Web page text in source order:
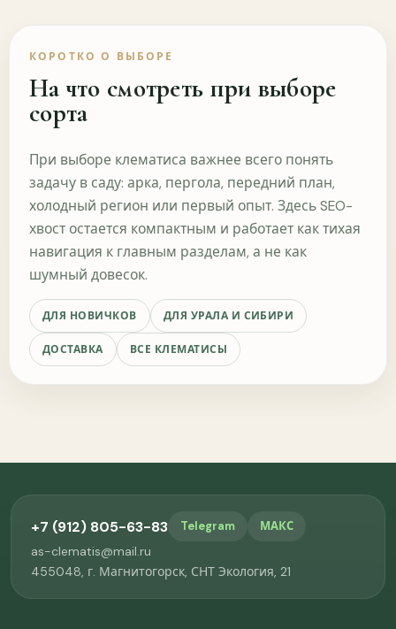
КОРОТКО О ВЫБОРЕ
На что смотреть при выборе
сорта
При выборе клематиса важнее всего понять
задачу в саду: арка, пергола, передний план,
холодный регион или первый опыт. Здесь SEO-
хвост остается компактным и работает как тихая
навигация к главным разделам, а не как
шумный довесок.
ДЛЯ НОВИЧКОВ ДЛЯ УРАЛА И СИБИРИ
ДОСТАВКА ВСЕ КЛЕМАТИСЫ
+7 (912) 805-63-83 Telegram МАКС
as-clematis@mail.ru
455048, г. Магнитогорск, СНТ Экология, 21
вопросы
Выбираю перед покупкой
Уже оформил(а) заказ
Насколько понятно отвечают на вопросы до
покупки?
Очень понятно Нормально
Можно подробнее
Как вам удобнее получать помощь при выборе?
Короткие ответы в MAX
Удобна ли скорость ответа?
Да Скорее да
Не всегда Нет